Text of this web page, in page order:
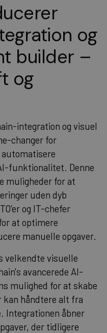
og
builder –
og
integration og visuel
changer for
funktionalitet. Denne
muligheder for at
uden dyb
og IT-chefer
at optimere
manuelle opgaver.
velkendte visuelle
avancerede AI-
mulighed for at skabe
kan håndtere alt fra
Integrationen åbner
der tidligere